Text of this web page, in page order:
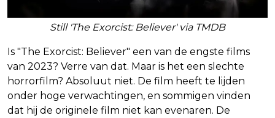
Still 'The Exorcist: Believer' via TMDB
Is "The Exorcist: Believer" een van de engste films
van 2023? Verre van dat. Maar is het een slechte
horrorfilm? Absoluut niet. De film heeft te lijden
onder hoge verwachtingen, en sommigen vinden
dat hij de originele film niet kan evenaren. De